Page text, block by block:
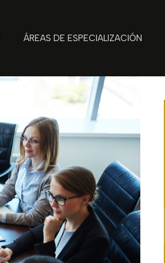
ÁREAS DE ESPECIALIZACIÓN